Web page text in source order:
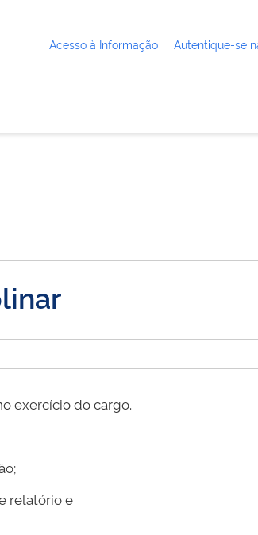
Acesso à Informação Autentique-se
exercício do cargo.
relatório e